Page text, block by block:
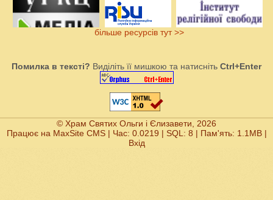
більше ресурсів тут >>
Помилка в тексті? Виділіть її мишкою та натисніть Ctrl+Enter
© Храм Святих Ольги і Єлизавети, 2026
Працює на MaxSite CMS| Час: 0.0219 | SQL: 8 | Пам'ять: 1.1MB|
Вхід